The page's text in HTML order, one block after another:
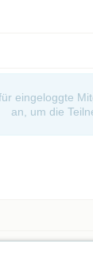
eingeloggte
an, um die